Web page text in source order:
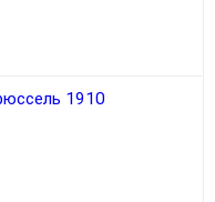
1910